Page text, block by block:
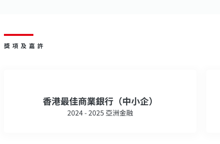
獎項及嘉許
香港最佳商業銀行（中小企）
2024 - 2025 亞洲金融